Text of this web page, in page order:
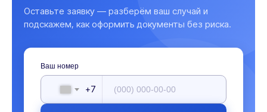
Оставьте заявку — разберём ваш случай и
подскажем, как оформить документы без риска.
Ваш номер
+7